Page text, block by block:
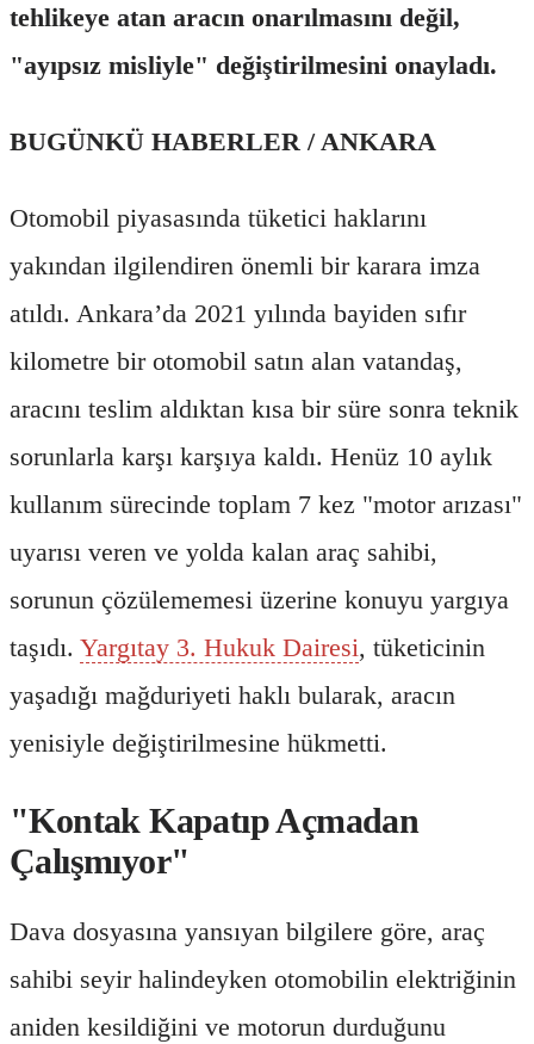
tehlikeye atan aracın onarılmasını değil,
"ayıpsız misliyle" değiştirilmesini onayladı.
BUGÜNKÜ HABERLER / ANKARA
Otomobil piyasasında tüketici haklarını
yakından ilgilendiren önemli bir karara imza
atıldı. Ankara’da 2021 yılında bayiden sıfır
kilometre bir otomobil satın alan vatandaş,
aracını teslim aldıktan kısa bir süre sonra teknik
sorunlarla karşı karşıya kaldı. Henüz 10 aylık
kullanım sürecinde toplam 7 kez "motor arızası"
uyarısı veren ve yolda kalan araç sahibi,
sorunun çözülememesi üzerine konuyu yargıya
taşıdı. Yargıtay 3. Hukuk Dairesi, tüketicinin
yaşadığı mağduriyeti haklı bularak, aracın
yenisiyle değiştirilmesine hükmetti.
"Kontak Kapatıp Açmadan
Çalışmıyor"
Dava dosyasına yansıyan bilgilere göre, araç
sahibi seyir halindeyken otomobilin elektriğinin
aniden kesildiğini ve motorun durduğunu